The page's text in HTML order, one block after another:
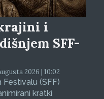
i
SFF-
2026 | 10:02
Festivalu (SFF)
kratki